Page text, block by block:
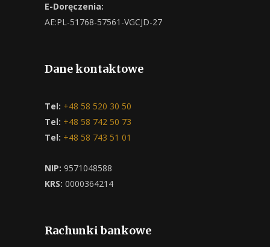
E-Doręczenia:
AE:PL-51768-57561-VGCJD-27
Dane kontaktowe
Tel: +48 58 520 30 50
Tel: +48 58 742 50 73
Tel: +48 58 743 51 01
NIP: 9571048588
KRS: 0000364214
Rachunki bankowe